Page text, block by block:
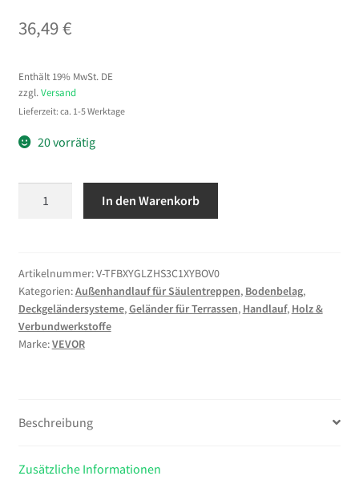
36,49€
Enthält 19% MwSt. DE
zzgl. Versand
Lieferzeit: ca. 1-5 Werktage
20 vorrätig
cm
Handlauf
für
1
bis
Geländer
kg
In den Warenkorb
Artikelnummer:V-TFBXYGLZHS3C1XYBOV0
Kategorien:Außenhandlauf für Säulentreppen, Bodenbelag,
Deckgeländersysteme,Geländer für Terrassen, Handlauf, Holz &
Verbundwerkstoffe
Marke:VEVOR
Beschreibung
Zusätzliche Informationen